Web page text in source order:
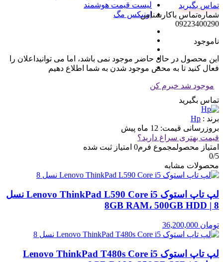
لیست قیمت هوشمند
اونیکس مگ
تماس بگیرید
شماره‌تماس‌ با‌کارشناس
09223400290
ناموجود
این محصول در حال حاضر موجود نمی باشد، اما می توانیداعلان را
فعال کنید تا به محض موجود شدن به شما اطلاع دهیم
موجود شد خبرم کن
تماس بگیرید
برند : Hp
بروزرسانی قیمت: 12 ماه پیش
قیمت بهتری سراغ دارید؟
امتیاز محصولمجموع فرم0 امتیاز ثبت شده
0/5
محصولات مشابه
لپ تاپ استوک Lenovo ThinkPad L590 Core i5 نسل
8 | 8GB RAM، 500GB HDD
تومان
لپ تاپ استوک Lenovo ThinkPad T480s Core i5